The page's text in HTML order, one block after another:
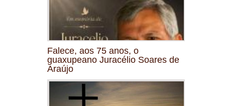
Falece, aos 75 anos, o
guaxupeano Juracélio Soares de
Araújo